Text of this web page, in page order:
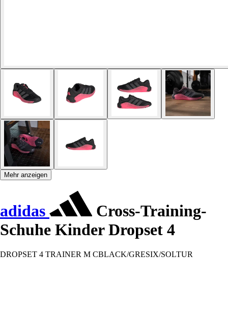
Mehr anzeigen
adidas
Cross-Training-
Schuhe Kinder Dropset 4
DROPSET 4 TRAINER M CBLACK/GRESIX/SOLTUR